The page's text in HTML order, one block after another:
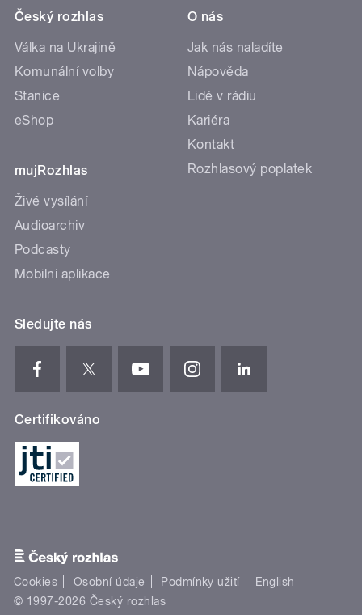
Český rozhlas
Válka na Ukrajině
Komunální volby
Stanice
eShop
mujRozhlas
Živé vysílání
Audioarchiv
Podcasty
Mobilní aplikace
O nás
Jak nás naladíte
Nápověda
Lidé v rádiu
Kariéra
Kontakt
Rozhlasový poplatek
Sledujte nás
Certifikováno
Cookies Osobní údaje Podmínky užití
English
© 1997-2026 Český rozhlas